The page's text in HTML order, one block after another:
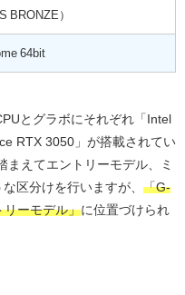
BRONZE）
64bit
とグラボにそれぞれ「Intel
RTX 3050」が搭載されてい
まえてエントリーモデル、ミ
区分けを行いますが、 「G-
リーモデル」に位置づけられ